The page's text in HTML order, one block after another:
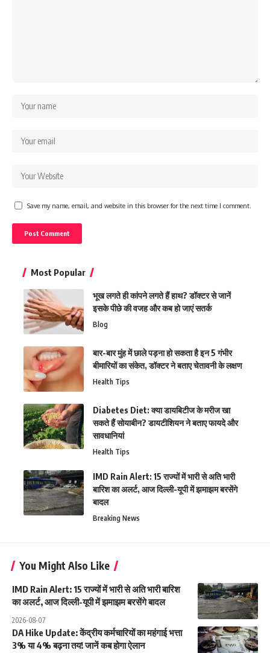
Save my name, email, and website in this browser for the next time I comment.
Most Popular
भूख लगते ही कांपने लगते हैं हाथ? डॉक्टर से जानें
इसके पीछे की वजह और कब हो जाएं सतर्क
Blog
बार-बार मुंह में छाले पड़ना हो सकता है इन 5 गंभीर
बीमारियों का संकेत, डॉक्टर ने बताए चेतावनी के लक्षण
Health Tips
Diabetes Diet: क्या डायबिटीज के मरीज खा
सकते हैं सोयाबीन? डायटीशियन ने बताए फायदे और
सावधानियां
Health Tips
IMD Rain Alert: 15 राज्यों में भारी से अति भारी
बारिश का अलर्ट, आज दिल्ली-यूपी में झमाझम बरसेंगे
बादल
Breaking News
You Might Also Like
IMD Rain Alert: 15 राज्यों में भारी से अति भारी बारिश
का अलर्ट, आज दिल्ली-यूपी में झमाझम बरसेंगे बादल
2026-08-07
DA Hike Update: केंद्रीय कर्मचारियों का महंगाई भत्ता
3% या 4% बढ़ना तय! जानें कब होगा ऐलान